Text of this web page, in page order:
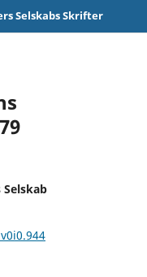
Selskabs Skrifter